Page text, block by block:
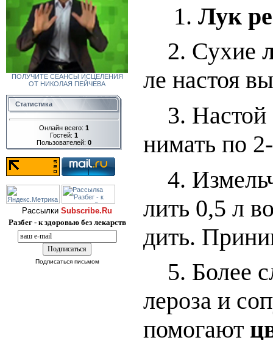
ПОЛУЧИТЕ СЕАНСЫ ИСЦЕЛЕНИЯ
ОТ НИКОЛАЯ ПЕЙЧЕВА
Статистика
Онлайн всего: 1
Гостей: 1
Пользователей: 0
Рассылки Subscribe.Ru
Разбег - к здоровью без лекарств
Подписаться письмом
1. Лук
2. Су­хие
ле нас­тоя
3. Нас­той
ни­мать по
4.
лить 0,5 л
дить.
5. Бо­лее
ле­ро­за и
по­мо­га­ют